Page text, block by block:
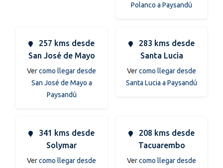
Polanco a Paysandú
257 kms desde
San José de Mayo
Vercomo llegar desde
San José de Mayo a
Paysandú
283 kms desde
Santa Lucia
Vercomo llegar desde
Santa Lucia a Paysandú
341 kms desde
Solymar
Vercomo llegar desde
208 kms desde
Tacuarembo
Vercomo llegar desde